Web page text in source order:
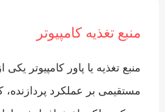
منبع تغذیه کامپیوتر
منبع تغذیه یا پاور کامپیوتر
مستقیمی بر عملکرد